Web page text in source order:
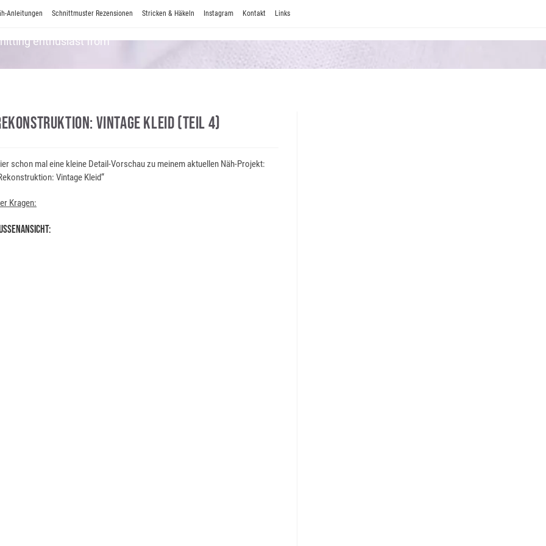
Anleitungen Schnittmuster Rezensionen Stricken & Häkeln Instagram Kontakt Links
enthusiast from
Vintage Kleid (Teil 4)
schon mal eine kleine Detail-Vorschau zu meinem aktuellen Näh-Projekt:
Vintage Kleid“
Kragen: